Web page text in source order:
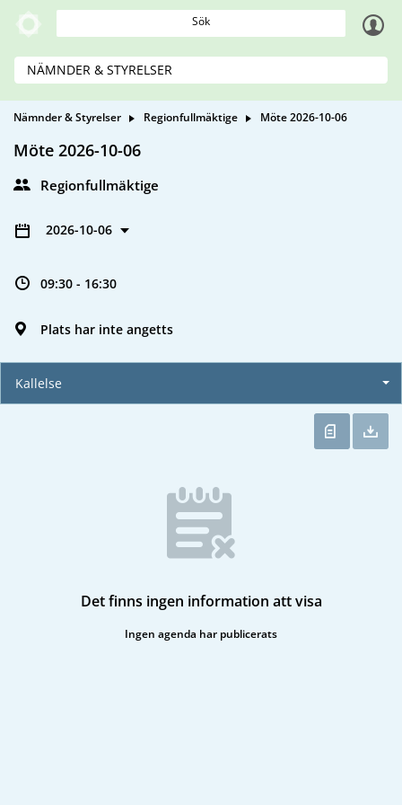
Sök
NÄMNDER & STYRELSER
Nämnder & Styrelser Regionfullmäktige Möte 2026-10-06
Möte 2026-10-06
Regionfullmäktige
2026-10-06
09:30 - 16:30
Plats har inte angetts
Kallelse
Det finns ingen information att visa
Ingen agenda har publicerats